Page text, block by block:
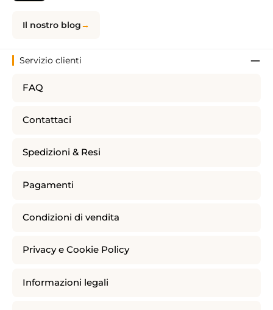
Il nostro blog
Servizio clienti
FAQ
Contattaci
Spedizioni & Resi
Pagamenti
Condizioni di vendita
Privacy e Cookie Policy
Informazioni legali